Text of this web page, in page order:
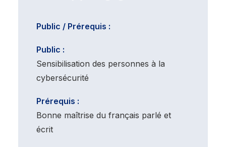
Public / Prérequis :
Public :
Sensibilisation des personnes à la
cybersécurité
Prérequis :
Bonne maîtrise du français parlé et
écrit